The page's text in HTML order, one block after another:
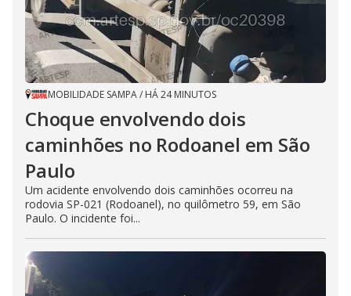
MOBILIDADE SAMPA/ HÁ 24 MINUTOS
Choque envolvendo dois
caminhões no Rodoanel em São
Paulo
Um acidente envolvendo dois caminhões ocorreu na
rodovia SP-021 (Rodoanel), no quilômetro 59, em São
Paulo. O incidente foi...